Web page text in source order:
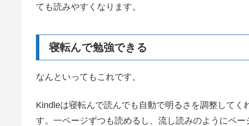
ても読みやすくなります。
寝転んで勉強できる
なんといってもこれです。
Kindleは寝転んで読んでも自動で明るさを調整してく
す。一ページずつも読めるし、流し読みのようにペ